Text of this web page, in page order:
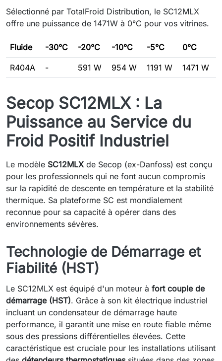
Sélectionné par TotalFroid Distribution, le SC12MLX
offre une puissance de 1471W à 0°C pour vos vitrines.
Fluide -30°C -20°C -10°C -5°C 0°C
R404A - 591 W 954 W 1191 W 1471 W
Secop SC12MLX : La
Puissance au Service du
Froid Positif Industriel
Le modèle SC12MLX de Secop (ex-Danfoss) est conçu
pour les professionnels qui ne font aucun compromis
sur la rapidité de descente en température et la stabilité
thermique. Sa plateforme SC est mondialement
reconnue pour sa capacité à opérer dans des
environnements sévères.
Technologie de Démarrage et
Fiabilité (HST)
Le SC12MLX est équipé d'un moteur à fort couple de
démarrage (HST). Grâce à son kit électrique industriel
incluant un condensateur de démarrage haute
performance, il garantit une mise en route fiable même
sous des pressions différentielles élevées. Cette
caractéristique est cruciale pour les installations utilisant